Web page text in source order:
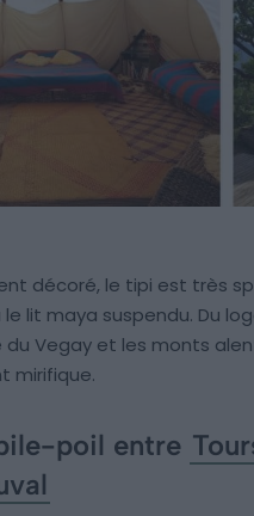
décoré, le tipi est très
lit maya suspendu. Du
du Vegay et les monts
mirifique.
poil entre